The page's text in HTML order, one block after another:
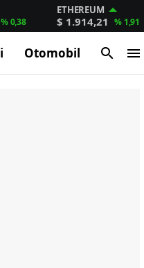
% 0,38
ETHEREUM
$ 1.914,21 % 1,91
Otomobil